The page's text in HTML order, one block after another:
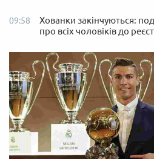
09:58
Хованки закінчуються:
про всіх чоловіків до